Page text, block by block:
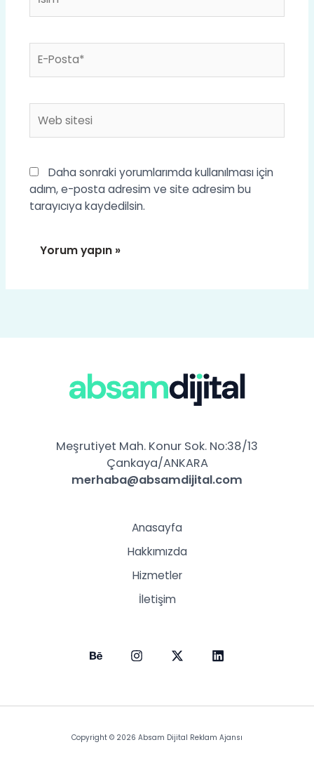
Posta*
sitesi
Daha sonraki yorumlarımda kullanılması için
adım, e-posta adresim ve site adresim bu
tarayıcıya kaydedilsin.
Meşrutiyet Mah. Konur Sok. No:38/13
Çankaya/ANKARA
merhaba@absamdijital.com
Anasayfa
Hakkımızda
Hizmetler
İletişim
Copyright © 2026 Absam Dijital Reklam Ajansı